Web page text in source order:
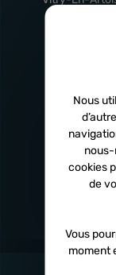
rapide
Sous 24h à
Nous
nous-
cookies
de
Vous
moment